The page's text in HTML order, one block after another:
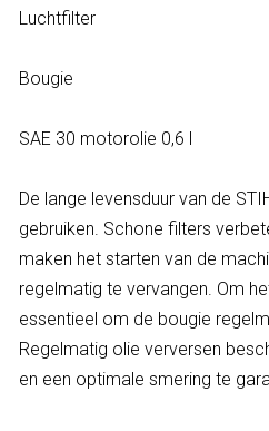
Luchtfilter
Bougie
SAE 30 motorolie 0,6 l
De lange levensduur van de
gebruiken. Schone filters
maken het starten van de
regelmatig te vervangen. Om
essentieel om de bougie
Regelmatig olie verversen
en een optimale smering te